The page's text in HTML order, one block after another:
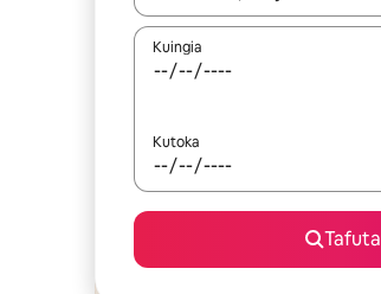
Kuingia
Kutoka
Tafuta